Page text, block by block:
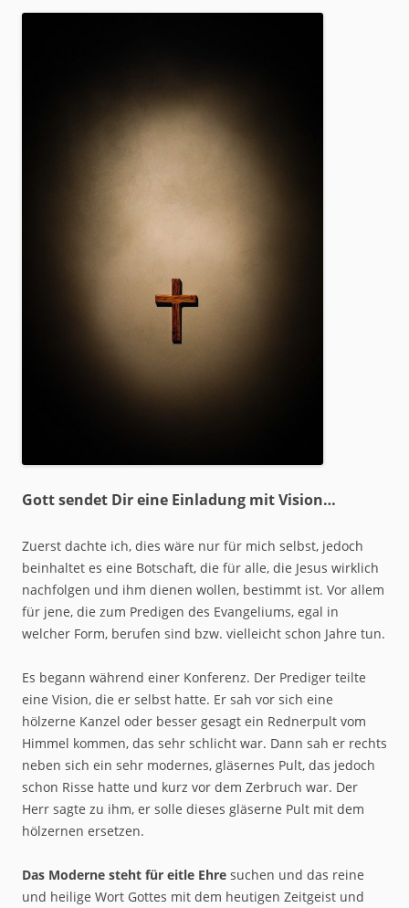
Gott sendet Dir eine Einladung mit Vision…
Zuerst dachte ich, dies wäre nur für mich selbst, jedoch
beinhaltet es eine Botschaft, die für alle, die Jesus wirklich
nachfolgen und ihm dienen wollen, bestimmt ist. Vor allem
für jene, die zum Predigen des Evangeliums, egal in
welcher Form, berufen sind bzw. vielleicht schon Jahre tun.
Es begann während einer Konferenz. Der Prediger teilte
eine Vision, die er selbst hatte. Er sah vor sich eine
hölzerne Kanzel oder besser gesagt ein Rednerpult vom
Himmel kommen, das sehr schlicht war. Dann sah er rechts
neben sich ein sehr modernes, gläsernes Pult, das jedoch
schon Risse hatte und kurz vor dem Zerbruch war. Der
Herr sagte zu ihm, er solle dieses gläserne Pult mit dem
hölzernen ersetzen.
Das Moderne steht für eitle Ehre suchen und das reine
und heilige Wort Gottes mit dem heutigen Zeitgeist und